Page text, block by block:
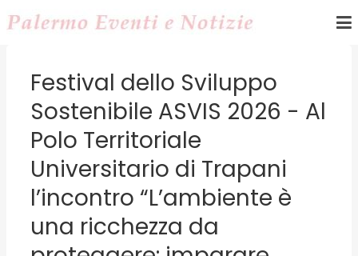
Festival dello Sviluppo
Sostenibile ASVIS 2026 - Al
Polo Territoriale
Universitario di Trapani
l’incontro “L’ambiente è
una ricchezza da